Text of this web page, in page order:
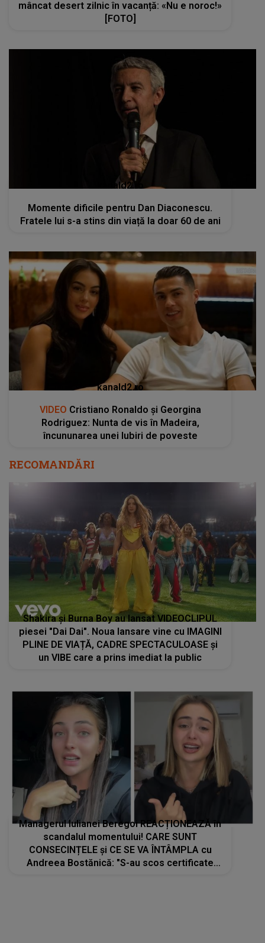
mâncat desert zilnic în vacanță: «Nu e noroc!»
[FOTO]
kanald2.ro
Momente dificile pentru Dan Diaconescu.
Fratele lui s-a stins din viață la doar 60 de ani
kanald2.ro
VIDEO Cristiano Ronaldo și Georgina
Rodriguez: Nunta de vis în Madeira,
încununarea unei Iubiri de poveste
RECOMANDĂRI
Shakira și Burna Boy au lansat VIDEOCLIPUL
piesei "Dai Dai". Noua lansare vine cu IMAGINI
PLINE DE VIAȚĂ, CADRE SPECTACULOASE și
un VIBE care a prins imediat la public
Managerul Iulianei Beregoi REACȚIONEAZĂ în
scandalul momentului! CARE SUNT
CONSECINȚELE și CE SE VA ÎNTÂMPLA cu
Andreea Bostănică: "S-au scos certificate